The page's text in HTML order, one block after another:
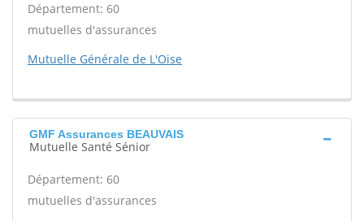
Département: 60
mutuelles d'assurances
Mutuelle Générale de L'Oise
GMF Assurances BEAUVAIS
Mutuelle Santé Sénior
Département: 60
mutuelles d'assurances